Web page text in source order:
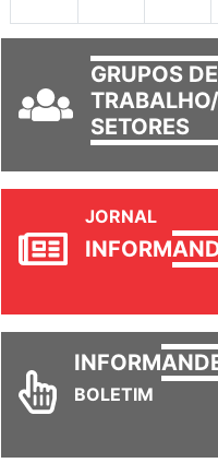
GRUPOS DE
TRABALHO/
SETORES
JORNAL
INFORM
INFORM
BOLETIM